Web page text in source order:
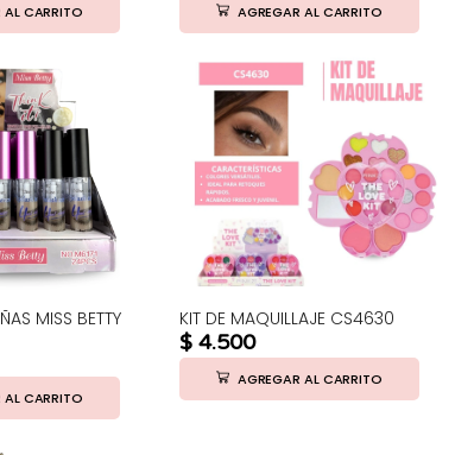
AL CARRITO AGREGAR AL CARRITO
MISS BETTY
AL CARRITO
KIT DE MAQUILLAJE CS4630
$ 4.500
AGREGAR AL CARRITO